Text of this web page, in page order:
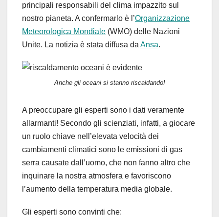
principali responsabili del clima impazzito sul
nostro pianeta. A confermarlo è l’Organizzazione
Meteorologica Mondiale (WMO) delle Nazioni
Unite. La notizia è stata diffusa da Ansa.
Anche gli oceani si stanno riscaldando!
A preoccupare gli esperti sono i dati veramente
allarmanti! Secondo gli scienziati, infatti, a giocare
un ruolo chiave nell’elevata velocità dei
cambiamenti climatici sono le emissioni di gas
serra causate dall’uomo, che non fanno altro che
inquinare la nostra atmosfera e favoriscono
l’aumento della temperatura media globale.
Gli esperti sono convinti che: